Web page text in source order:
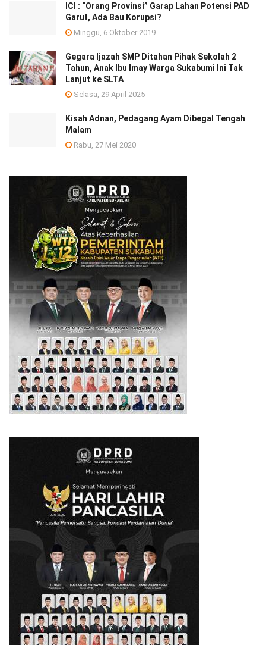
ICI : “Orang Provinsi” Garap Lahan Potensi PAD
Garut, Ada Bau Korupsi?
Minggu, 6 Oktober 2019
Gegara Ijazah SMP Ditahan Pihak Sekolah 2
Tahun, Anak Ibu Imay Warga Sukabumi Ini Tak
Lanjut ke SLTA
Selasa, 29 April 2025
Kisah Adnan, Pedagang Ayam Dibegal Tengah
Malam
Rabu, 27 Mei 2020